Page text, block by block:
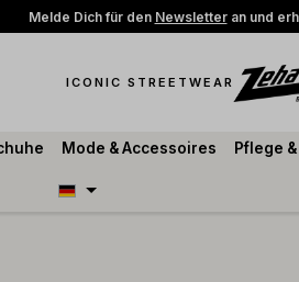
Melde Dich für den Newsletteran und
ICONIC STREETWEAR
Mode & Accessoires Pflege